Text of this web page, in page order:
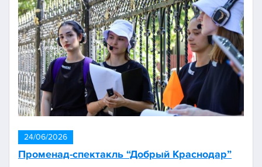
24/06/2026
Променад-спектакль “Добрый Краснодар”